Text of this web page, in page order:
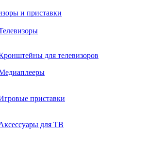
и приставки
для телевизоров
приставки
для ТВ